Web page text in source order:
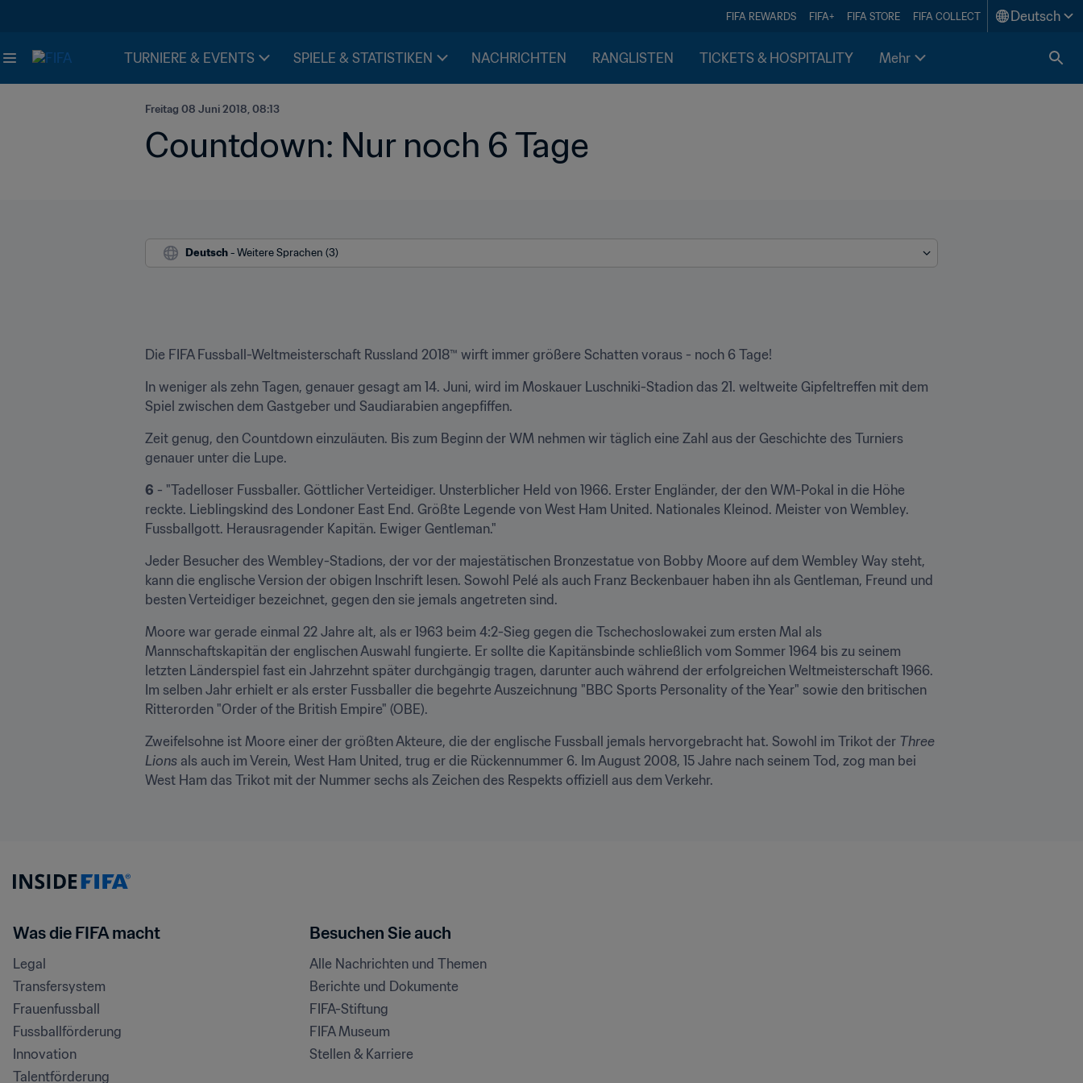
FIFA REWARDS FIFA+ FIFA STORE FIFA COLLECT Deutsch
TURNIERE & EVENTS SPIELE & STATISTIKEN NACHRICHTEN RANGLISTEN TICKETS & HOSPITALITY Mehr
Freitag 08 Juni 2018, 08:13
Countdown: Nur noch 6 Tage
Deutsch - Weitere Sprachen (3)
Die FIFA Fussball-Weltmeisterschaft Russland 2018™ wirft immer größere Schatten voraus - noch 6 Tage!
​In weniger als zehn Tagen, genauer gesagt am 14. Juni, wird im Moskauer Luschniki-Stadion das 21. weltweite Gipfeltreffen mit dem
Spiel zwischen dem Gastgeber und Saudiarabien angepfiffen.
Zeit genug, den Countdown einzuläuten. Bis zum Beginn der WM nehmen wir täglich eine Zahl aus der Geschichte des Turniers
genauer unter die Lupe.
6 - "Tadelloser Fussballer. Göttlicher Verteidiger. Unsterblicher Held von 1966. Erster Engländer, der den WM-Pokal in die Höhe
reckte. Lieblingskind des Londoner East End. Größte Legende von West Ham United. Nationales Kleinod. Meister von Wembley.
Fussballgott. Herausragender Kapitän. Ewiger Gentleman."
Jeder Besucher des Wembley-Stadions, der vor der majestätischen Bronzestatue von Bobby Moore auf dem Wembley Way steht,
kann die englische Version der obigen Inschrift lesen. Sowohl Pelé als auch Franz Beckenbauer haben ihn als Gentleman, Freund und
besten Verteidiger bezeichnet, gegen den sie jemals angetreten sind.
Moore war gerade einmal 22 Jahre alt, als er 1963 beim 4:2-Sieg gegen die Tschechoslowakei zum ersten Mal als
Mannschaftskapitän der englischen Auswahl fungierte. Er sollte die Kapitänsbinde schließlich vom Sommer 1964 bis zu seinem
letzten Länderspiel fast ein Jahrzehnt später durchgängig tragen, darunter auch während der erfolgreichen Weltmeisterschaft 1966.
Im selben Jahr erhielt er als erster Fussballer die begehrte Auszeichnung "BBC Sports Personality of the Year" sowie den britischen
Ritterorden "Order of the British Empire" (OBE).
Zweifelsohne ist Moore einer der größten Akteure, die der englische Fussball jemals hervorgebracht hat. Sowohl im Trikot der Three
Lions als auch im Verein, West Ham United, trug er die Rückennummer 6. Im August 2008, 15 Jahre nach seinem Tod, zog man bei
West Ham das Trikot mit der Nummer sechs als Zeichen des Respekts offiziell aus dem Verkehr.
Was die FIFA macht
Legal
Transfersystem
Frauenfussball
Fussballförderung
Innovation
Talentförderung
Besuchen Sie auch
Alle Nachrichten und Themen
Berichte und Dokumente
FIFA-Stiftung
FIFA Museum
Stellen & Karriere